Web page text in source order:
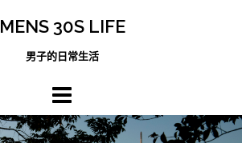
MENS 30S LIFE
男子的日常生活